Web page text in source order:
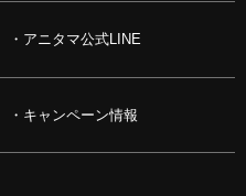
アニタマ公式LINE
キャンペーン情報